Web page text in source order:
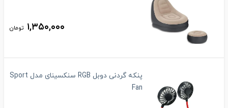
۱,۳۵۰,۰۰۰ تومان
پنکه گردنی دوبل RGB سنکسینای مدل Sport